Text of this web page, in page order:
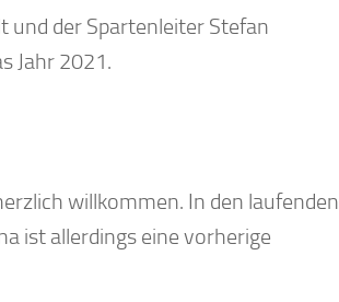
und der Spartenleiter Stefan
Jahr 2021.
willkommen. In den laufenden
ist allerdings eine vorherige